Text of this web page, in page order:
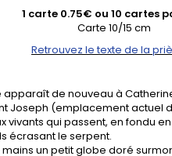
1 carte 0.75€ ou 10 cartes
Carte 10/15 cm
Retrouvez le texte de la
apparaît de nouveau à
Joseph (emplacement actuel
vivants qui passent, en fondu
écrasant le serpent.
un petit globe doré